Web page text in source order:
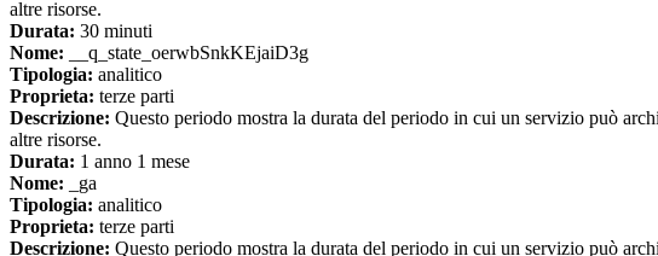
altre risorse.
Durata: 30 minuti
Nome: __q_state_oerwbSnkKEjaiD3g
Tipologia: analitico
Proprieta: terze parti
Descrizione: Questo periodo mostra la durata del periodo in cui un servizio può
altre risorse.
Durata: 1 anno 1 mese
Nome: _ga
Tipologia: analitico
Proprieta: terze parti
Descrizione: Questo periodo mostra la durata del periodo in cui un servizio può